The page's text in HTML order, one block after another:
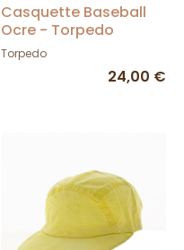
Casquette Baseball
Ocre - Torpedo
Torpedo
24,00 €